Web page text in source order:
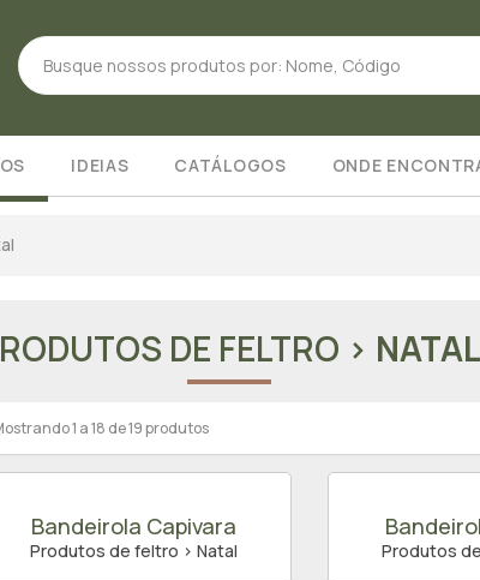
IDEIAS CATÁLOGOS ONDE
DE FELTRO > NATAL
1 a 18 de 19 produtos
Bandeirola Capivara
Produtos de feltro > Natal Produtos